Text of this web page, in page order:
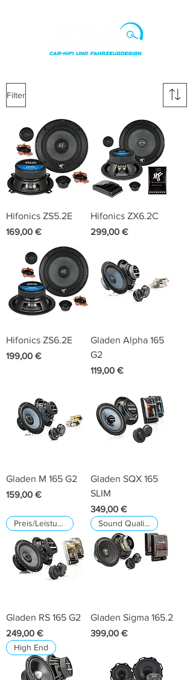
Filter
Hifonics ZS5.2E
Preis
169,00 €
Hifonics ZX6.2C
Preis
299,00 €
Hifonics ZS6.2E
Preis
199,00 €
Gladen Alpha 165
G2
Preis
119,00 €
Gladen M 165 G2
Preis
159,00 €
Gladen SQX 165
SLIM
Preis
349,00 €
Preis/Leistungs Tipp
Gladen RS 165 G2
Preis
249,00 €
Sound Quality
Gladen Sigma 165.2
Preis
399,00 €
High End